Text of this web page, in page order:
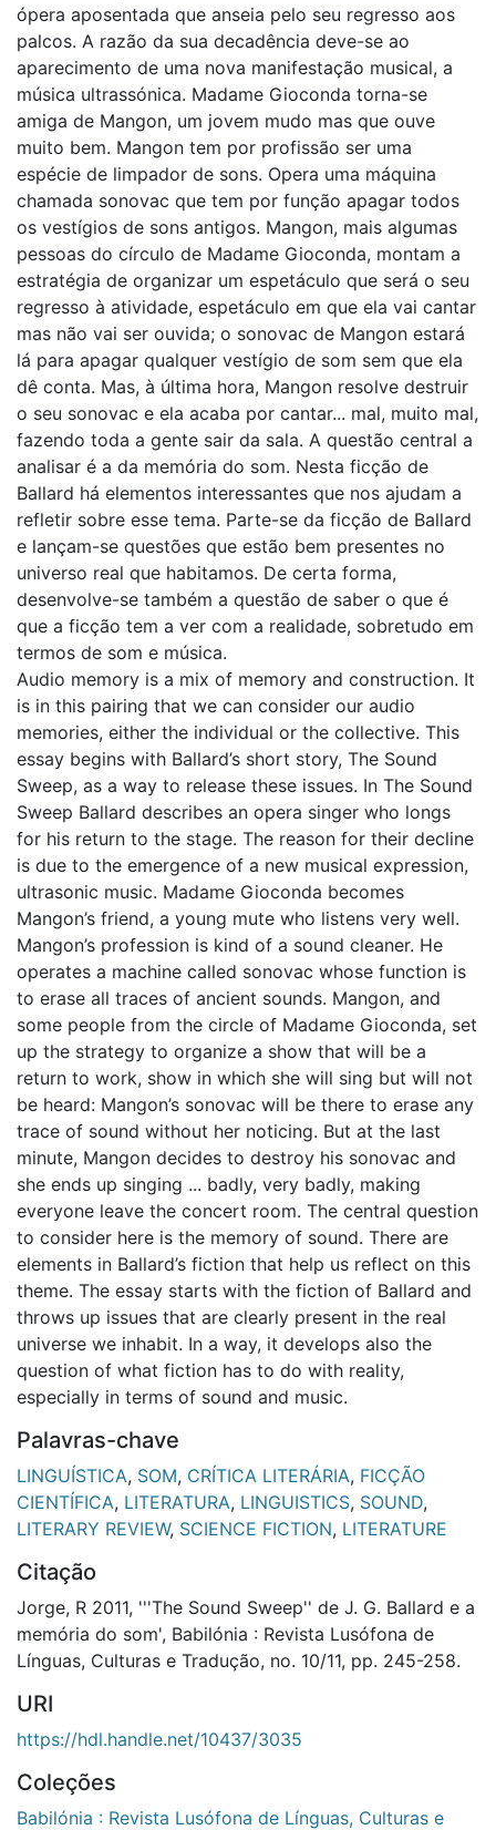
ópera aposentada que anseia pelo seu regresso aos
palcos. A razão da sua decadência deve-se ao
aparecimento de uma nova manifestação musical, a
música ultrassónica. Madame Gioconda torna-se
amiga de Mangon, um jovem mudo mas que ouve
muito bem. Mangon tem por profissão ser uma
espécie de limpador de sons. Opera uma máquina
chamada sonovac que tem por função apagar todos
os vestígios de sons antigos. Mangon, mais algumas
pessoas do círculo de Madame Gioconda, montam a
estratégia de organizar um espetáculo que será o seu
regresso à atividade, espetáculo em que ela vai cantar
mas não vai ser ouvida; o sonovac de Mangon estará
lá para apagar qualquer vestígio de som sem que ela
dê conta. Mas, à última hora, Mangon resolve destruir
o seu sonovac e ela acaba por cantar... mal, muito mal,
fazendo toda a gente sair da sala. A questão central a
analisar é a da memória do som. Nesta ficção de
Ballard há elementos interessantes que nos ajudam a
refletir sobre esse tema. Parte-se da ficção de Ballard
e lançam-se questões que estão bem presentes no
universo real que habitamos. De certa forma,
desenvolve-se também a questão de saber o que é
que a ficção tem a ver com a realidade, sobretudo em
termos de som e música.
Audio memory is a mix of memory and construction. It
is in this pairing that we can consider our audio
memories, either the individual or the collective. This
essay begins with Ballard’s short story, The Sound
Sweep, as a way to release these issues. In The Sound
Sweep Ballard describes an opera singer who longs
for his return to the stage. The reason for their decline
is due to the emergence of a new musical expression,
ultrasonic music. Madame Gioconda becomes
Mangon’s friend, a young mute who listens very well.
Mangon’s profession is kind of a sound cleaner. He
operates a machine called sonovac whose function is
to erase all traces of ancient sounds. Mangon, and
some people from the circle of Madame Gioconda, set
up the strategy to organize a show that will be a
return to work, show in which she will sing but will not
be heard: Mangon’s sonovac will be there to erase any
trace of sound without her noticing. But at the last
minute, Mangon decides to destroy his sonovac and
she ends up singing ... badly, very badly, making
everyone leave the concert room. The central question
to consider here is the memory of sound. There are
elements in Ballard’s fiction that help us reflect on this
theme. The essay starts with the fiction of Ballard and
throws up issues that are clearly present in the real
universe we inhabit. In a way, it develops also the
question of what fiction has to do with reality,
especially in terms of sound and music.
Palavras-chave
LINGUÍSTICA, SOM, CRÍTICA LITERÁRIA, FICÇÃO
CIENTÍFICA, LITERATURA, LINGUISTICS, SOUND,
LITERARY REVIEW, SCIENCE FICTION, LITERATURE
Citação
Jorge, R 2011, '''The Sound Sweep'' de J. G. Ballard e a
memória do som', Babilónia : Revista Lusófona de
Línguas, Culturas e Tradução, no. 10/11, pp. 245-258.
URI
https://hdl.handle.net/10437/3035
Coleções
Babilónia : Revista Lusófona de Línguas, Culturas e